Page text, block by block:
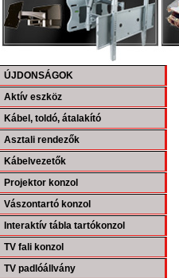
ÚJDONSÁGOK
Aktív eszköz
Kábel, toldó, átalakító
Asztali rendezők
Kábelvezetők
Projektor konzol
Vászontartó konzol
Interaktív tábla tartókonzol
TV fali konzol
TV padlóállvány